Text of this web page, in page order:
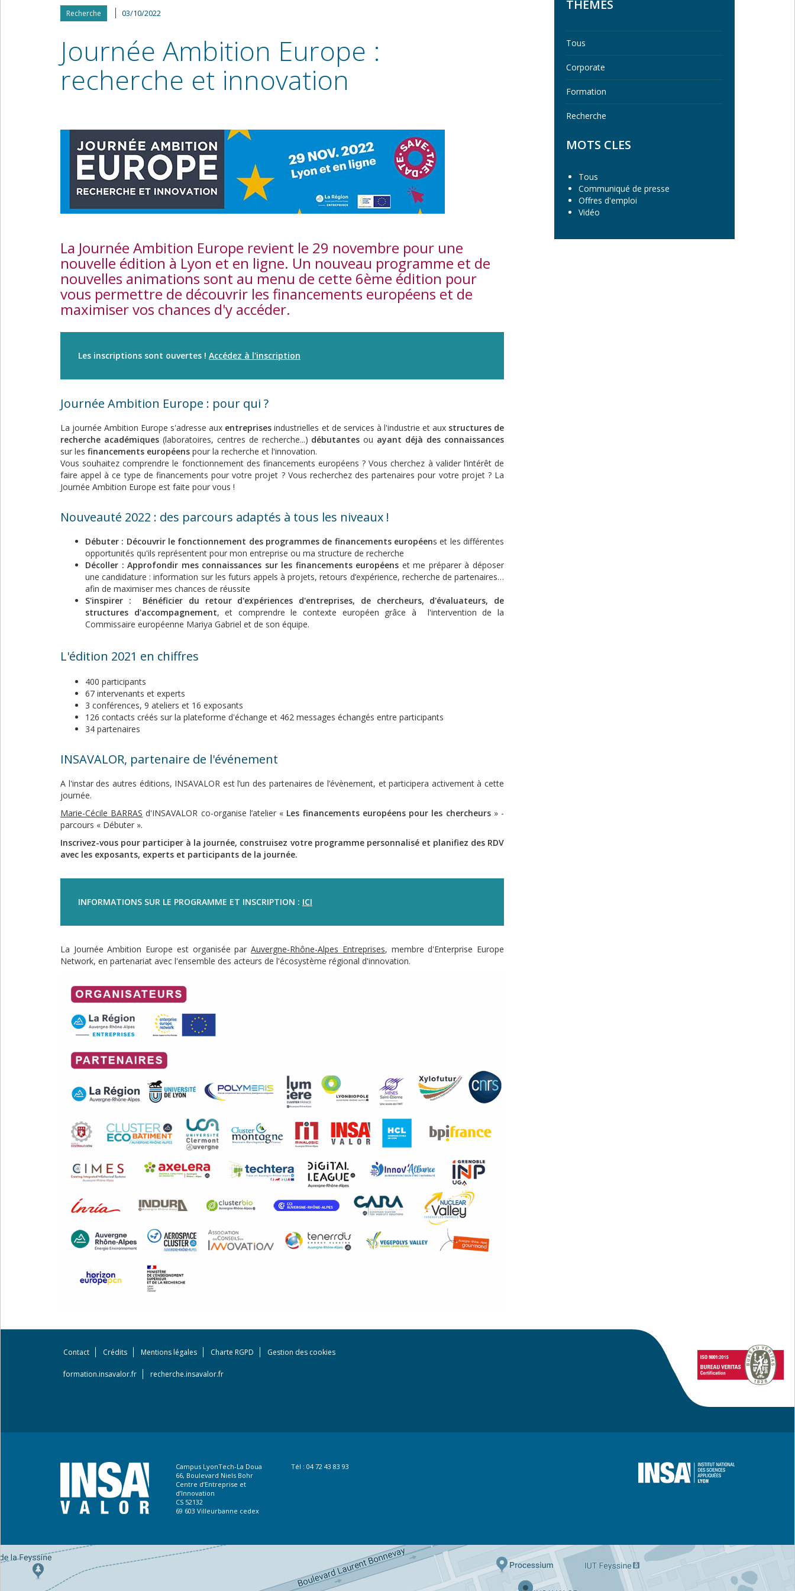
Recherche 03/10/2022
Journée Ambition Europe :
recherche et innovation
La Journée Ambition Europe revient le 29 novembre pour une
nouvelle édition à Lyon et en ligne. Un nouveau programme et de
nouvelles animations sont au menu de cette 6ème édition pour
vous permettre de découvrir les financements européens et de
maximiser vos chances d'y accéder.
Les inscriptions sont ouvertes ! Accédez à l'inscription
Journée Ambition Europe : pour qui ?
La journée Ambition Europe s'adresse aux entreprisesindustrielles et de services à l'industrie et auxstructures de
recherche académiques(laboratoires, centres de recherche...) débutantesou ayant déjà des connaissances
sur les financements européens pour la recherche et l'innovation.
Vous souhaitez comprendre le fonctionnement des financements européens ? Vous cherchez à valider l’intérêt de
faire appel à ce type de financements pour votre projet ? Vous recherchez des partenaires pour votre projet ? La
Journée Ambition Europe est faite pour vous !
Nouveauté 2022 : des parcours adaptés à tous les niveaux !
Débuter : Découvrir le fonctionnement des programmes de financements européens et les différentes
opportunités qu'ils représentent pour mon entreprise ou ma structure de recherche
Décoller : Approfondir mes connaissances sur les financements européens et me préparer à déposer
une candidature : information sur les futurs appels à projets, retours d’expérience, recherche de partenaires…
afin de maximiser mes chances de réussite
S'inspirer :
Bénéficier du retour d'expériences d'entreprises, de chercheurs, d'évaluateurs, de
structures d'accompagnement, et comprendre le contexte européen grâce à l'intervention de la
Commissaire européenne Mariya Gabriel et de son équipe.
L'édition 2021 en chiffres
400 participants
67 intervenants et experts
3 conférences, 9 ateliers et 16 exposants
126 contacts créés sur la plateforme d'échange et 462 messages échangés entre participants
34 partenaires
INSAVALOR, partenaire de l'événement
A l'instar des autres éditions, INSAVALOR est l’un des partenaires de l’évènement, et participera activement à cette
journée.
Marie-Cécile BARRAS d'INSAVALOR co-organise l’atelier « Les financements européens pour les chercheurs» -
parcours « Débuter ».
Inscrivez-vous pour participer à la journée, construisez votre programme personnalisé et planifiez des RDV
avec les exposants, experts et participants de la journée.
INFORMATIONS SUR LE PROGRAMME ET INSCRIPTION : ICI
La Journée Ambition Europe est organisée parAuvergne-Rhône-Alpes Entreprises, membre d'Enterprise Europe
Network, en partenariat avec l'ensemble des acteurs de l'écosystème régional d'innovation.
THEMES
Tous
Corporate
Formation
Recherche
MOTS CLES
Tous
Communiqué de presse
Offres d'emploi
Vidéo
Footer
menu
Contact Crédits Mentions légales Charte RGPD Gestion des cookies
formation.insavalor.fr recherche.insavalor.fr
Campus LyonTech-La Doua
66, Boulevard Niels Bohr
Centre d’Entreprise et
d’Innovation
CS 52132
69 603 Villeurbanne cedex
Tél : 04 72 43 83 93